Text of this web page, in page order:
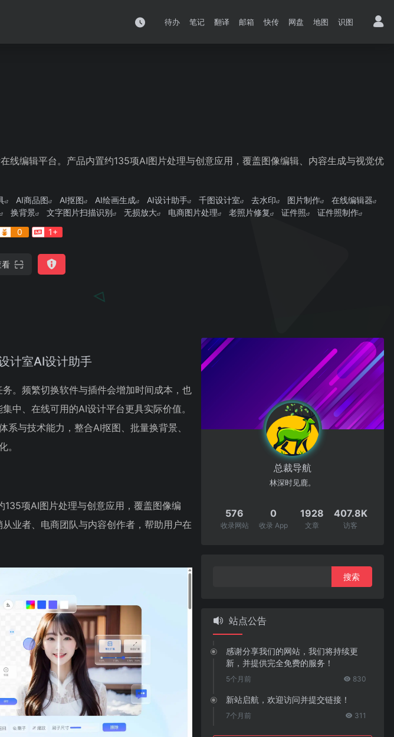
待办 笔记 翻译 邮箱 快传 网盘 地图 识图
线编辑平台。产品内置约135项AI图片处理与创意应用，覆盖图像编辑、内容生成与视觉优
AI商品图 AI抠图 AI绘画生成 AI设计助手 千图设计室 去水印 图片制作
在线编辑器
换背景 文字图片扫描识别 无损放大 电商图片处理 老照片修复 证件照
证件照制作
0 1+
看
计室AI设计助手
。频繁切换软件与插件会增加时间成本，也
中、在线可用的AI设计平台更具实际价值。
与技术能力，整合AI抠图、批量换背景、
。
项AI图片处理与创意应用，覆盖图像编
业者、电商团队与内容创作者，帮助用户在
总裁导航
林深时见鹿。
576
收录网站
0
收录 App
1928
文章
407.8K
访客
站点公告
感谢分享我们的网站，我们将持续更
新，并提供完全免费的服务！
5个月前 830
新站启航，欢迎访问并提交链接！
7个月前 311